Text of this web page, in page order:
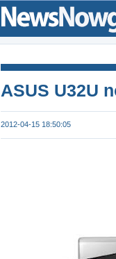
ΑSUS U32U
2012-04-15 18:50:05